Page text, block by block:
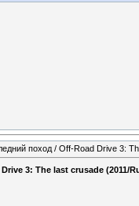
поход / Off-Road Drive 3:
3: The last crusade (2011/